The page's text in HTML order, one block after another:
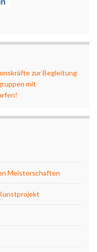
zur Begleitung
mit
Meisterschaften